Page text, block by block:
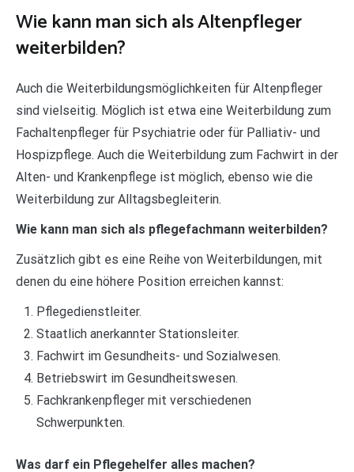
Wie kann man sich als Altenpfleger
weiterbilden?
Auch die Weiterbildungsmöglichkeiten für Altenpfleger
sind vielseitig. Möglich ist etwa eine Weiterbildung zum
Fachaltenpfleger für Psychiatrie oder für Palliativ- und
Hospizpflege. Auch die Weiterbildung zum Fachwirt in der
Alten- und Krankenpflege ist möglich, ebenso wie die
Weiterbildung zur Alltagsbegleiterin.
Wie kann man sich als pflegefachmann weiterbilden?
Zusätzlich gibt es eine Reihe von Weiterbildungen, mit
denen du eine höhere Position erreichen kannst:
Pflegedienstleiter.
Staatlich anerkannter Stationsleiter.
Fachwirt im Gesundheits- und Sozialwesen.
Betriebswirt im Gesundheitswesen.
Fachkrankenpfleger mit verschiedenen
Schwerpunkten.
Was darf ein Pflegehelfer alles machen?